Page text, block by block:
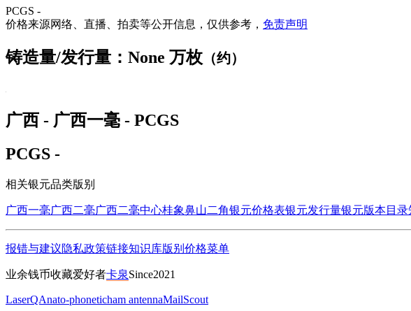
PCGS -
价格来源网络、直播、拍卖等公开信息，仅供参考， 免责声明
铸造量/发行量：None 万枚 （约）
广西 - 广西一毫 - PCGS
PCGS -
相关银元品类版别
广西一毫广西二毫广西二毫中心桂象鼻山二角银元价格表银元发行量银元版本目录
报错与建议隐私政策链接知识库版别 价格菜单
业余钱币收藏爱好者卡泉Since2021
LaserQAnato-phoneticham antennaMailScout